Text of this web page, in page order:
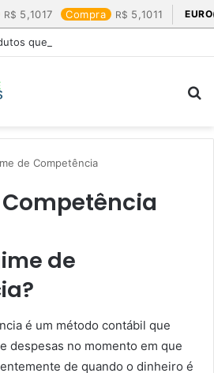
5,1017 Compra 5,1011
que mais valem a pena
de Competência
de
é um método contábil que
despesas no momento em que
de quando o dinheiro é